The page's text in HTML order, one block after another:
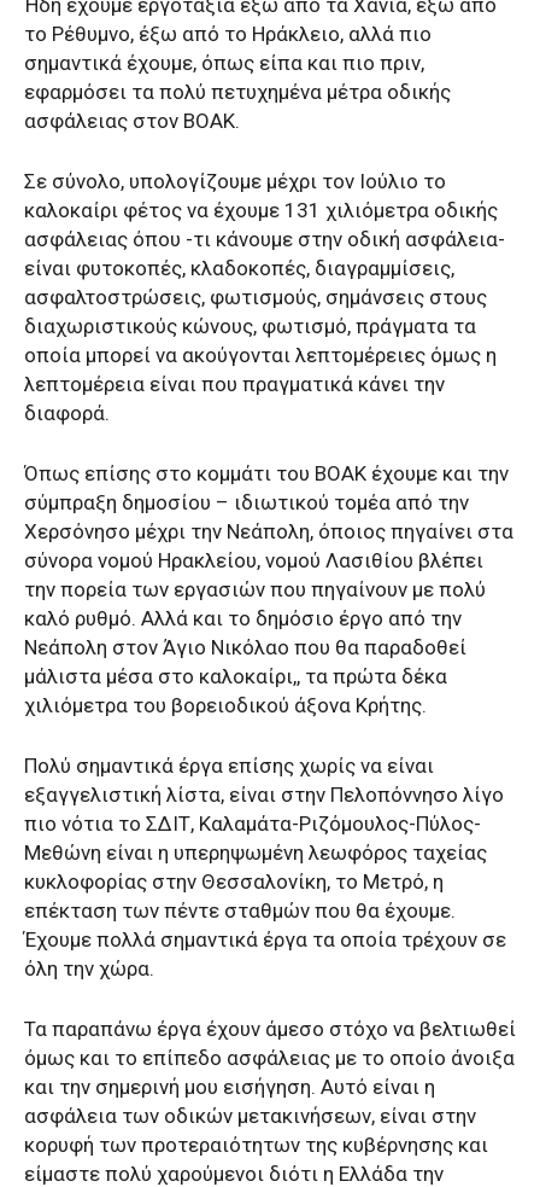
Ήδη έχουμε εργοτάξια έξω από τα Χανιά, έξω από
το Ρέθυμνο, έξω από το Ηράκλειο, αλλά πιο
σημαντικά έχουμε, όπως είπα και πιο πριν,
εφαρμόσει τα πολύ πετυχημένα μέτρα οδικής
ασφάλειας στον ΒΟΑΚ.
Σε σύνολο, υπολογίζουμε μέχρι τον Ιούλιο το
καλοκαίρι φέτος να έχουμε 131 χιλιόμετρα οδικής
ασφάλειας όπου -τι κάνουμε στην οδική ασφάλεια-
είναι φυτοκοπές, κλαδοκοπές, διαγραμμίσεις,
ασφαλτοστρώσεις, φωτισμούς, σημάνσεις στους
διαχωριστικούς κώνους, φωτισμό, πράγματα τα
οποία μπορεί να ακούγονται λεπτομέρειες όμως η
λεπτομέρεια είναι που πραγματικά κάνει την
διαφορά.
Όπως επίσης στο κομμάτι του ΒΟΑΚ έχουμε και την
σύμπραξη δημοσίου – ιδιωτικού τομέα από την
Χερσόνησο μέχρι την Νεάπολη, όποιος πηγαίνει στα
σύνορα νομού Ηρακλείου, νομού Λασιθίου βλέπει
την πορεία των εργασιών που πηγαίνουν με πολύ
καλό ρυθμό. Αλλά και το δημόσιο έργο από την
Νεάπολη στον Άγιο Νικόλαο που θα παραδοθεί
μάλιστα μέσα στο καλοκαίρι,, τα πρώτα δέκα
χιλιόμετρα του βορειοδικού άξονα Κρήτης.
Πολύ σημαντικά έργα επίσης χωρίς να είναι
εξαγγελιστική λίστα, είναι στην Πελοπόννησο λίγο
πιο νότια το ΣΔΙΤ, Καλαμάτα-Ριζόμουλος-Πύλος-
Μεθώνη είναι η υπερηψωμένη λεωφόρος ταχείας
κυκλοφορίας στην Θεσσαλονίκη, το Μετρό, η
επέκταση των πέντε σταθμών που θα έχουμε.
Έχουμε πολλά σημαντικά έργα τα οποία τρέχουν σε
όλη την χώρα.
Τα παραπάνω έργα έχουν άμεσο στόχο να βελτιωθεί
όμως και το επίπεδο ασφάλειας με το οποίο άνοιξα
και την σημερινή μου εισήγηση. Αυτό είναι η
ασφάλεια των οδικών μετακινήσεων, είναι στην
κορυφή των προτεραιότητων της κυβέρνησης και
είμαστε πολύ χαρούμενοι διότι η Ελλάδα την